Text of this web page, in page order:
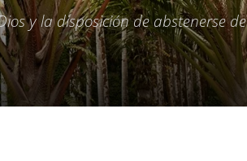
y la disposición de abstenerse de